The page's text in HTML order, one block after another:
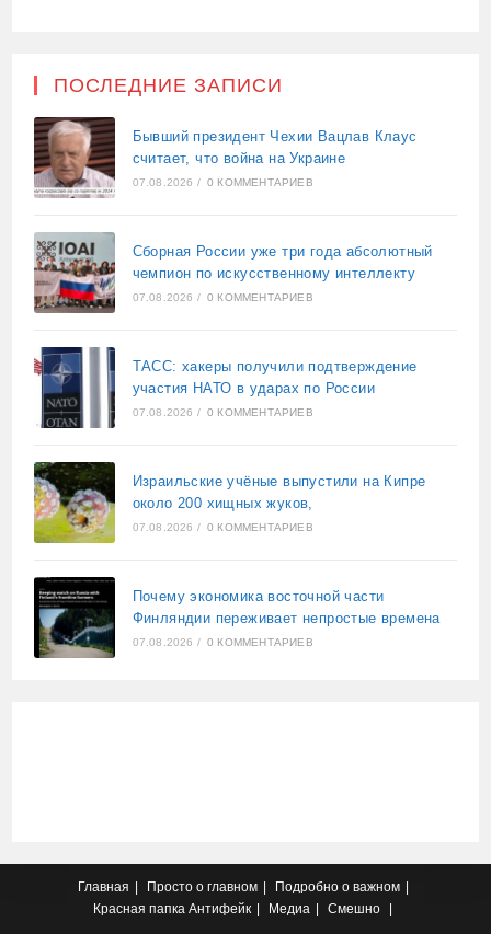
ПОСЛЕДНИЕ ЗАПИСИ
Бывший президент Чехии Вацлав Клаус
считает, что война на Украине
07.08.2026 / 0 КОММЕНТАРИЕВ
Сборная России уже три года абсолютный
чемпион по искусственному интеллекту
07.08.2026 / 0 КОММЕНТАРИЕВ
ТАСС: хакеры получили подтверждение
участия НАТО в ударах по России
07.08.2026 / 0 КОММЕНТАРИЕВ
Израильские учёные выпустили на Кипре
около 200 хищных жуков,
07.08.2026 / 0 КОММЕНТАРИЕВ
Почему экономика восточной части
Финляндии переживает непростые времена
07.08.2026 / 0 КОММЕНТАРИЕВ
Главная Просто о главном
Подробно о важном
Красная папка Антифейк Медиа
Смешно